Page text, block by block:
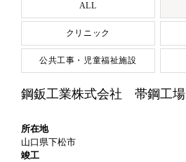
ALL
クリニック
公共工事・児童福祉施設
鋼鈑工業株式会社 帯鋼工場
所在地
山口県下松市
竣工